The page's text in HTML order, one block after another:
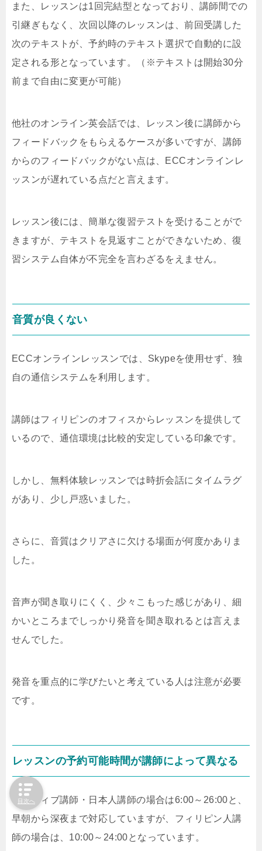
また、レッスンは1回完結型となっており、講師間での
引継ぎもなく、次回以降のレッスンは、前回受講した
次のテキストが、予約時のテキスト選択で自動的に設
定される形となっています。（※テキストは開始30分
前まで自由に変更が可能）
他社のオンライン英会話では、レッスン後に講師から
フィードバックをもらえるケースが多いですが、講師
からのフィードバックがない点は、ECCオンラインレ
ッスンが遅れている点だと言えます。
レッスン後には、簡単な復習テストを受けることがで
きますが、テキストを見返すことができないため、復
習システム自体が不完全を言わざるをえません。
音質が良くない
ECCオンラインレッスンでは、Skypeを使用せず、独
自の通信システムを利用します。
講師はフィリピンのオフィスからレッスンを提供して
いるので、通信環境は比較的安定している印象です。
しかし、無料体験レッスンでは時折会話にタイムラグ
があり、少し戸惑いました。
さらに、音質はクリアさに欠ける場面が何度かありま
した。
音声が聞き取りにくく、少々こもった感じがあり、細
かいところまでしっかり発音を聞き取れるとは言えま
せんでした。
発音を重点的に学びたいと考えている人は注意が必要
です。
レッスンの予約可能時間が講師によって異なる
ネイティブ講師・日本人講師の場合は6:00～26:00と、
早朝から深夜まで対応していますが、フィリピン人講
師の場合は、10:00～24:00となっています。
目次へ